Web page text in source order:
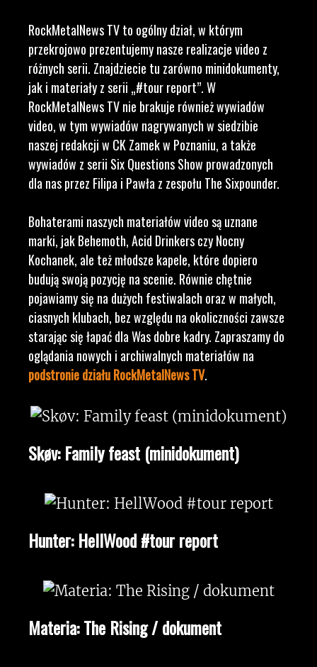
RockMetalNews TV to ogólny dział, w którym
przekrojowo prezentujemy nasze realizacje video z
różnych serii. Znajdziecie tu zarówno minidokumenty,
jak i materiały z serii „#tour report”. W
RockMetalNews TV nie brakuje również wywiadów
video, w tym wywiadów nagrywanych w siedzibie
naszej redakcji w CK Zamek w Poznaniu, a także
wywiadów z serii Six Questions Show prowadzonych
dla nas przez Filipa i Pawła z zespołu The Sixpounder.
Bohaterami naszych materiałów video są uznane
marki, jak Behemoth, Acid Drinkers czy Nocny
Kochanek, ale też młodsze kapele, które dopiero
budują swoją pozycję na scenie. Równie chętnie
pojawiamy się na dużych festiwalach oraz w małych,
ciasnych klubach, bez względu na okoliczności zawsze
starając się łapać dla Was dobre kadry. Zapraszamy do
oglądania nowych i archiwalnych materiałów na
podstronie działu RockMetalNews TV.
Skøv: Family feast (minidokument)
Hunter: HellWood #tour report
Materia: The Rising / dokument